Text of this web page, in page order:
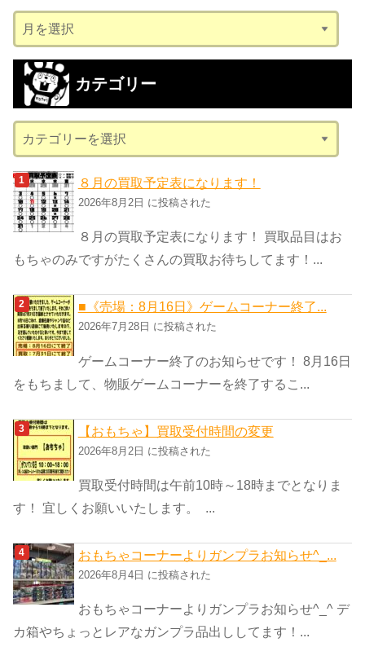
ー
カ
ブ
カテゴリー
テ
ゴ
リ
ー
８月の買取予定表になります！
2026年8月2日 に投稿された
８月の買取予定表になります！ 買取品目はお
もちゃのみですがたくさんの買取お待ちしてます！...
■《売場：8月16日》ゲームコーナー終了...
2026年7月28日 に投稿された
ゲームコーナー終了のお知らせです！ 8月16日
をもちまして、物販ゲームコーナーを終了するこ...
【おもちゃ】買取受付時間の変更
2026年8月2日 に投稿された
買取受付時間は午前10時～18時までとなりま
す！ 宜しくお願いいたします。 ...
おもちゃコーナーよりガンプラお知らせ^_...
2026年8月4日 に投稿された
おもちゃコーナーよりガンプラお知らせ^_^ デ
カ箱やちょっとレアなガンプラ品出ししてます！...